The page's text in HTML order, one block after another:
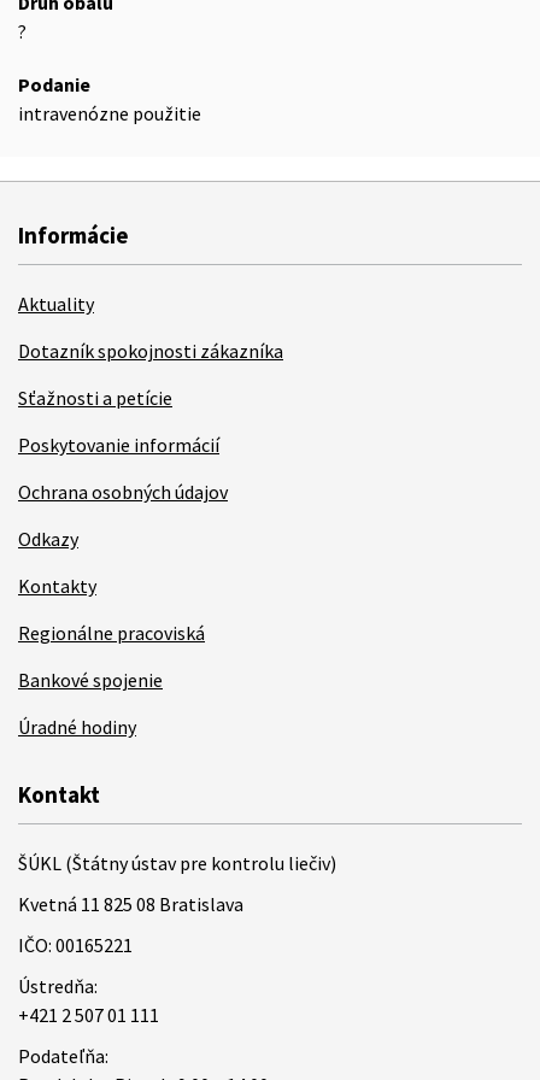
?
Podanie
intravenózne použitie
Informácie
Aktuality
Dotazník spokojnosti zákazníka
Sťažnosti a petície
Poskytovanie informácií
Ochrana osobných údajov
Odkazy
Kontakty
Regionálne pracoviská
Bankové spojenie
Úradné hodiny
Kontakt
ŠÚKL (Štátny ústav pre kontrolu liečiv)
Kvetná 11 825 08 Bratislava
IČO: 00165221
Ústredňa:
+421 2 507 01 111
Podateľňa: